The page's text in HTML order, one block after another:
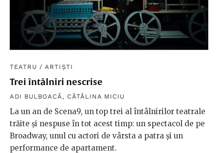
TEATRU / ARTIȘTI
Trei întâlniri nescrise
ADI BULBOACĂ , CĂTĂLINA MICIU
La un an de Scena9, un top trei al întâlnirilor teatrale
trăite și nespuse în tot acest timp: un spectacol de pe
Broadway, unul cu actori de vârsta a patra şi un
performance de apartament.